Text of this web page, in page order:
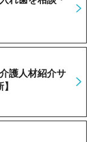
護人材紹介サ